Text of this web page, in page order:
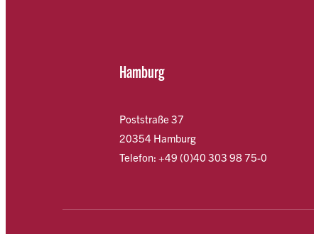
Hamburg
Poststraße 37
20354 Hamburg
Telefon: +49 (0)40 303 98 75-0